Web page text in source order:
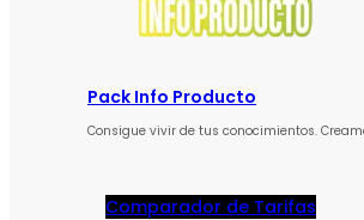
Pack Info Producto
Consigue vivir de tus conocimientos.
Comparador de Tarifas